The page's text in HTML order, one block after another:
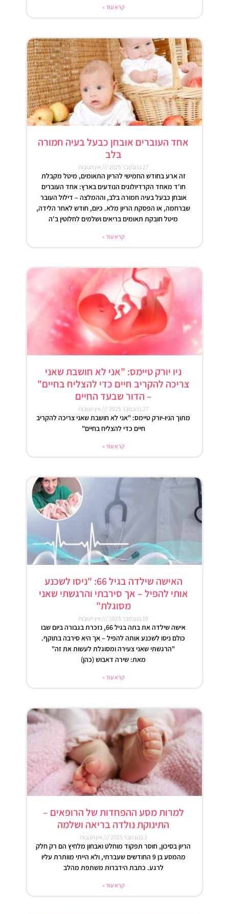
קרא עוד »
אחד העוברים אובחן כבעל בעיה חמורה
בלב
27 בנובמבר 2025 אין תגובות
זה ארע בחודש החמישי להריון התאומים, מיטל מקבלת
חו'ד מאחד הקרדיולוגים הנודעים בארץ: אחד העוברים
אובחן כבעל בעיה חמורה בלב, וההמלצה – דילול העובר
שברחמה, או הפסקת הריון מלא. כיום, חודש לאחר הלידה,
מיטל חובקת תאומים בריאים ושלמים לחלוטין ב'ה
קרא עוד »
ניו יורק טיימס: "אני לא חושבת שאני
צריכה להקריב חיים כדי להצליח בחיים"
– הדור שבעד החיים
27 בנובמבר 2025 אין תגובות
מתוך הניו-יורק טיימס: "אני לא חושבת שאני צריכה להקריב
חיים כדי להצליח בחיים"
קרא עוד »
האישה שילדה בגיל 66: "ניסו לשכנע
אותי להפיל – אך סירבתי והרגשתי שאני
מסוגלת"
19 בנובמבר 2025 אין תגובות
אישה שילדה את בתה בגיל 66, נזכרת בגבורה ביום שבו
כולם ניסו לשכנע אותה להפיל – אך היא סירבה בתוקף.
"הרגשתי שאני צעירה ומסוגלת לעשות את זה"
מאת: שירה דאבוש (כהן)
קרא עוד »
למרות מסע ההפחדות של הרופאים –
התינוקת נולדה בריאה ושלמה
3 בנובמבר 2025 אין תגובות
הריון בסיכון, חוסר תפקוד מוחלט ואבחון מלחיץ הם רק חלק
מהמסע בן 9 החודשים שעברתי, ולא הייתי מוותרת עליו
לרגע. כתבת הידברות משתפת מהלב
קרא עוד »